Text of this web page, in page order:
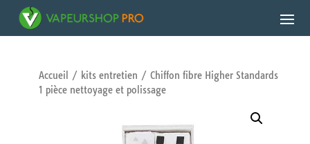
Accueil / kits entretien / Chiffon fibre Higher Standards
1 pièce nettoyage et polissage